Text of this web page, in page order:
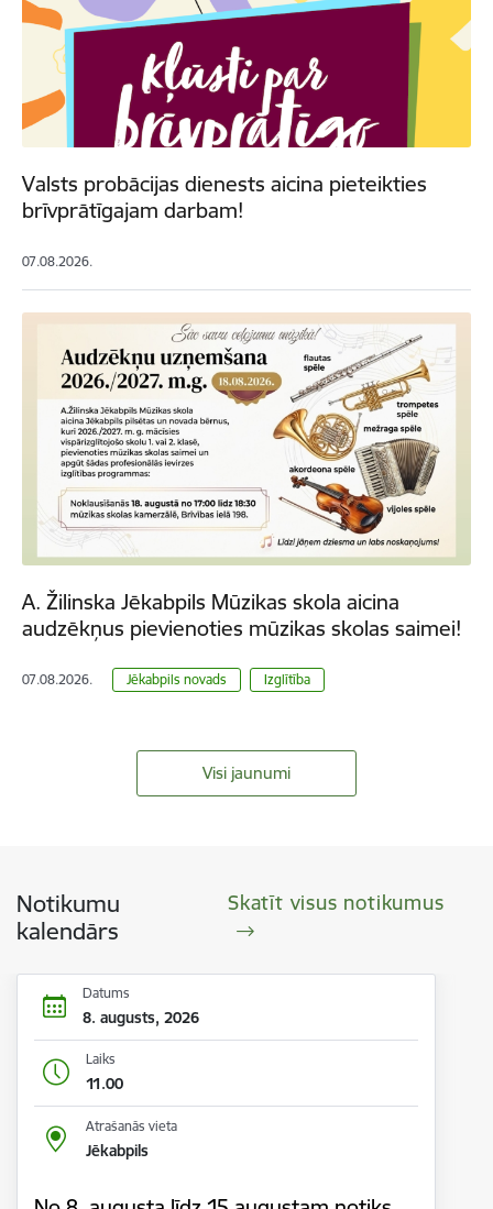
Valsts probācijas dienests aicina pieteikties
brīvprātīgajam darbam!
07.08.2026.
A. Žilinska Jēkabpils Mūzikas skola aicina
audzēkņus pievienoties mūzikas skolas saimei!
07.08.2026. Jēkabpils novads Izglītība
Visi jaunumi
Notikumu
kalendārs
Skatīt visus notikumus
Datums
8. augusts, 2026
Laiks
11.00
Atrašanās vieta
Jēkabpils